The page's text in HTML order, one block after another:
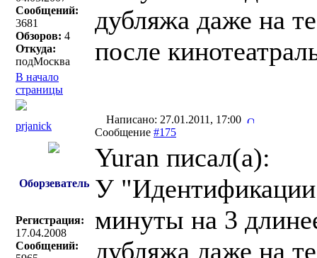
Сообщений:
3681
Обзоров: 4
Откуда:
подМосква
дубляжа даже на
после
В начало
страницы
prjanick
Написано: 27.01.2011, 17:00
Сообщение #175
Оборзеватель
Регистрация:
17.04.2008
Сообщений:
Yuran писал(a):
У
минуты на 3
дубляжа даже на